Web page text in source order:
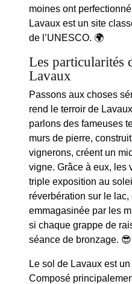
moines ont
Lavaux est un site
de l’UNESCO. 🌍
Les particularités
Lavaux
Passons aux choses
rend le terroir de
parlons des fameuses
murs de pierre,
vignerons, créent un
vigne. Grâce à eux, les
triple exposition au
réverbération sur le
emmagasinée par les
si chaque grappe de
séance de bronzage. 😎
Le sol de Lavaux est
Composé